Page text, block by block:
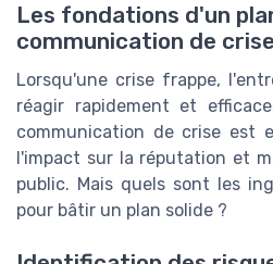
Les fondations d'un
communication de crise
Lorsqu'une crise frappe,
réagir rapidement et
communication de crise est
l'impact sur la réputation et
public. Mais quels sont les
pour bâtir un plan solide ?